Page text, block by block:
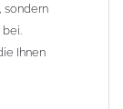
so oft,
sondern
bei.
Ihnen